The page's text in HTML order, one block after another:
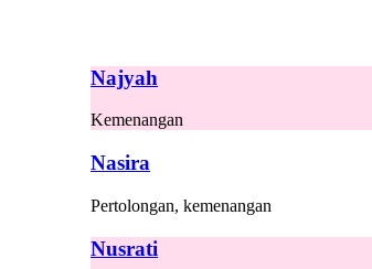
Najyah
Kemenangan
Nasira
Pertolongan, kemenangan
Nusrati